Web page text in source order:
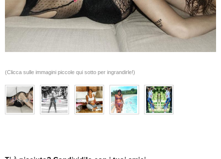
(Clicca sulle immagini piccole qui sotto per ingrandirle!)